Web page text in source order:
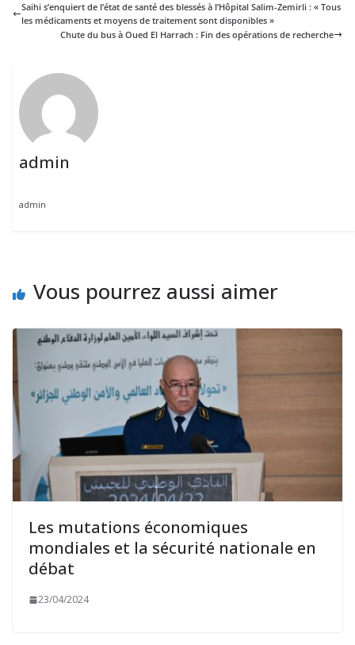
Saihi s’enquiert de l’état de santé des blessés à l’Hôpital Salim-Zemirli : « Tous
les médicaments et moyens de traitement sont disponibles »
Chute du bus à Oued El Harrach : Fin des opérations de recherche
admin
admin
Vous pourrez aussi aimer
Les mutations économiques
mondiales et la sécurité nationale en
débat
23/04/2024